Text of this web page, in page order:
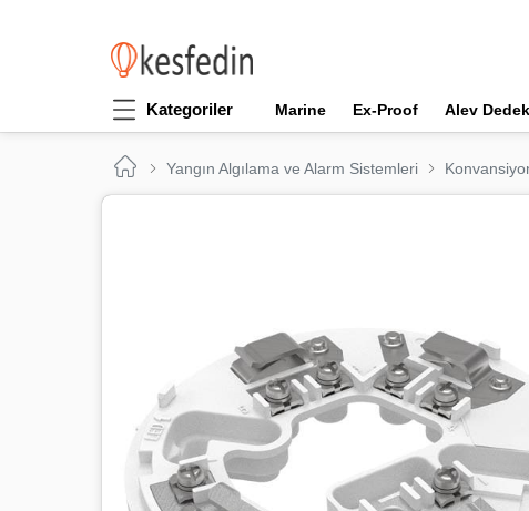
Kategoriler Marine Ex-Proof Alev
Yangın Algılama ve Alarm Sistemleri